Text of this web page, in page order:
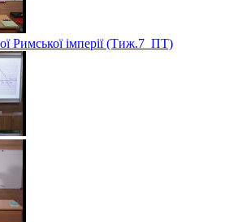
Римської імперії (Тиж.7_ПТ)